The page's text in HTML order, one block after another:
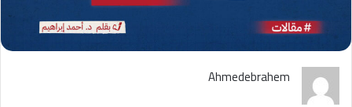
Ahmedebrahem